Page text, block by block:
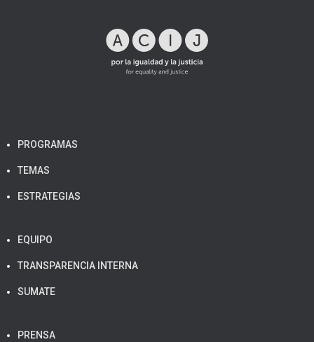
PROGRAMAS
TEMAS
ESTRATEGIAS
EQUIPO
TRANSPARENCIA INTERNA
SUMATE
PRENSA